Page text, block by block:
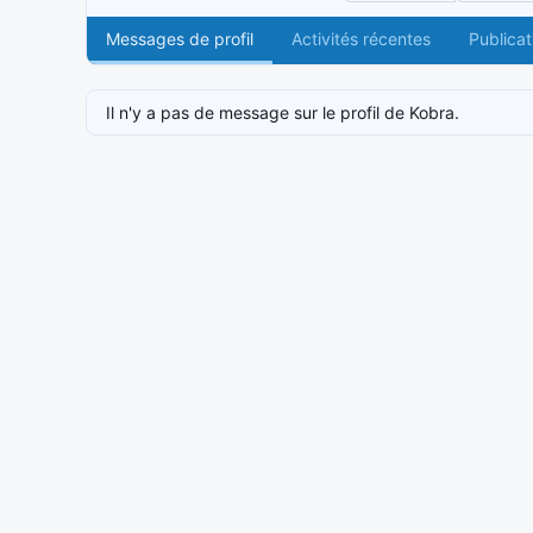
Messages de profil Activités récentes
Il n'y a pas de message sur le profil de Kobra.